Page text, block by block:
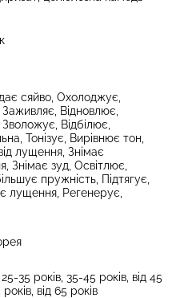
сяйво, Охолоджує,
Заживляє, Відновлює,
Відбілює,
Тонізує, Вирівнює тон,
лущення, Знімає
Знімає зуд, Освітлює,
пружність, Підтягує,
лущення, Регенерує,
35 років, 35-45 років, від 45
років, від 65 років